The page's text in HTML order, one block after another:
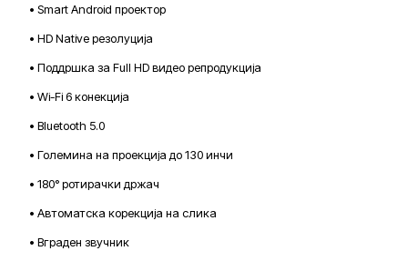
• Smart Android проектор
• HD Native резолуција
• Поддршка за Full HD видео репродукција
• Wi-Fi 6 конекција
• Bluetooth 5.0
• Големина на проекција до 130 инчи
• 180° ротирачки држач
• Автоматска корекција на слика
• Вграден звучник